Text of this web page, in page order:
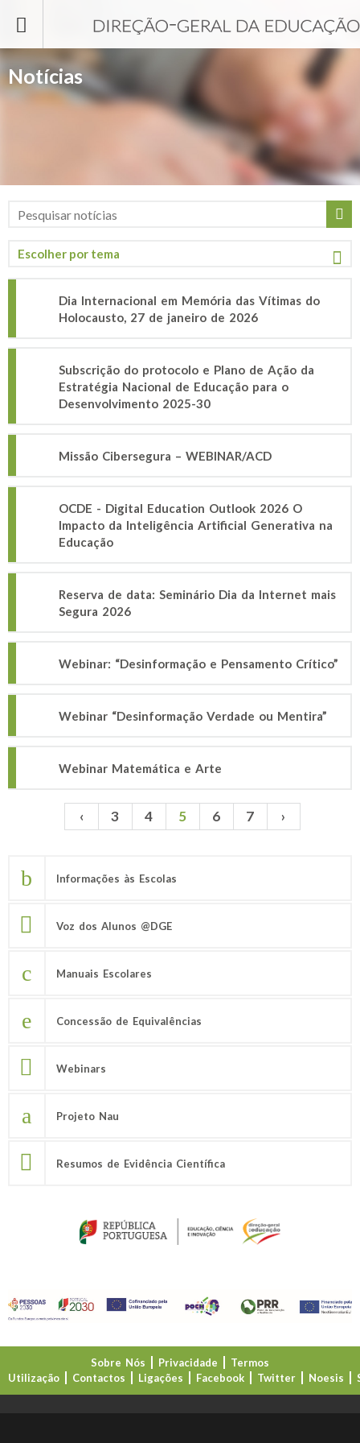
Notícias
Dia Internacional em Memória das Vítimas do
Holocausto, 27 de janeiro de 2026
Subscrição do protocolo e Plano de Ação da
Estratégia Nacional de Educação para o
Desenvolvimento 2025-30
Missão Cibersegura – WEBINAR/ACD
OCDE - Digital Education Outlook 2026 O
Impacto da Inteligência Artificial Generativa na
Educação
Reserva de data: Seminário Dia da Internet mais
Segura 2026
Webinar: “Desinformação e Pensamento Crítico”
Webinar “Desinformação Verdade ou Mentira”
Webinar Matemática e Arte
Páginas ‹ 3 4 5 6 7 ›
Informações às Escolas
Voz dos Alunos @DGE
Manuais Escolares
Concessão de Equivalências
Webinars
Projeto Nau
Resumos de Evidência Científica
Sobre Nós Privacidade
Termos
Utilização
Contactos Ligações Facebook Twitter Noesis